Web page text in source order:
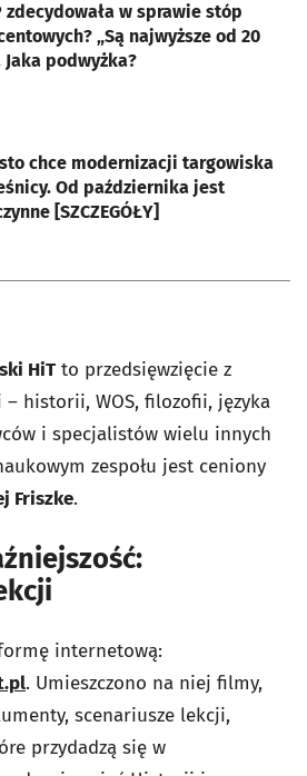
zdecydowała w sprawie stóp
„Są najwyższe od 20
Jaka podwyżka?
chce modernizacji targowiska
Od października jest
[SZCZEGÓŁY]
HiT to przedsięwzięcie z
– historii, WOS, filozofii, języka
i specjalistów wielu innych
zespołu jest ceniony
Friszke.
internetową:
. Umieszczono na niej filmy,
scenariusze lekcji,
przydadzą się w